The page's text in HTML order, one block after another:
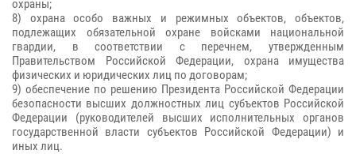
охраны;
8) охрана особо важных и режимных объектов, объектов,
подлежащих обязательной охране войсками национальной
гвардии, в соответствии с перечнем, утвержденным
Правительством Российской Федерации, охрана имущества
физических и юридических лиц по договорам;
9) обеспечение по решению Президента Российской Федерации
безопасности высших должностных лиц субъектов Российской
Федерации (руководителей высших исполнительных органов
государственной власти субъектов Российской Федерации) и
иных лиц.